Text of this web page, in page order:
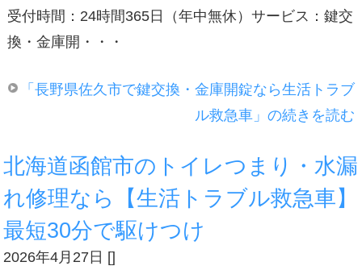
受付時間：24時間365日（年中無休）サービス：鍵交
換・金庫開・・・
「長野県佐久市で鍵交換・金庫開錠なら生活トラブ
ル救急車」の続きを読む
北海道函館市のトイレつまり・水漏
れ修理なら【生活トラブル救急車】
最短30分で駆けつけ
2026年4月27日 []